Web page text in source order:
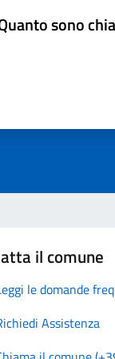
sono
il comune
le domande
Assistenza